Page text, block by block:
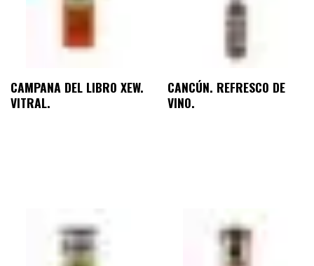
CAMPANA DEL LIBRO XEW.
VITRAL.
CANCÚN. REFRESCO DE
VINO.